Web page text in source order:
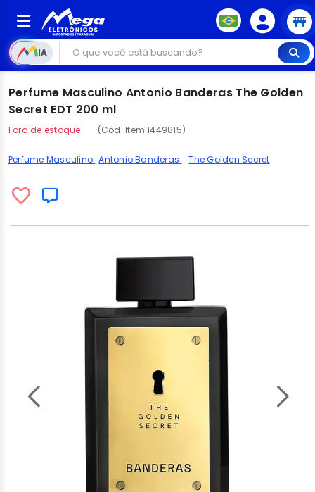
IA
Perfume Masculino Antonio Banderas The Golden
Secret EDT 200 ml
Fora de estoque (Cód. Item 1449815)
Perfume Masculino Antonio Banderas The Golden Secret